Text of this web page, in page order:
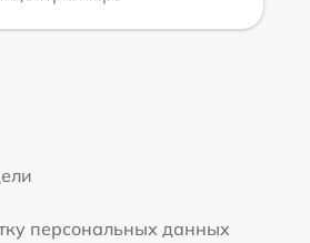
персональных данных